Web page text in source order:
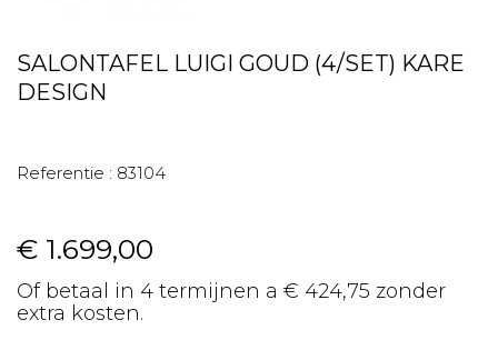
SALONTAFEL LUIGI GOUD (4/SET) KARE
DESIGN
Referentie : 83104
€ 1.699,00
Of betaal in 4 termijnen a € 424,75 zonder
extra kosten.